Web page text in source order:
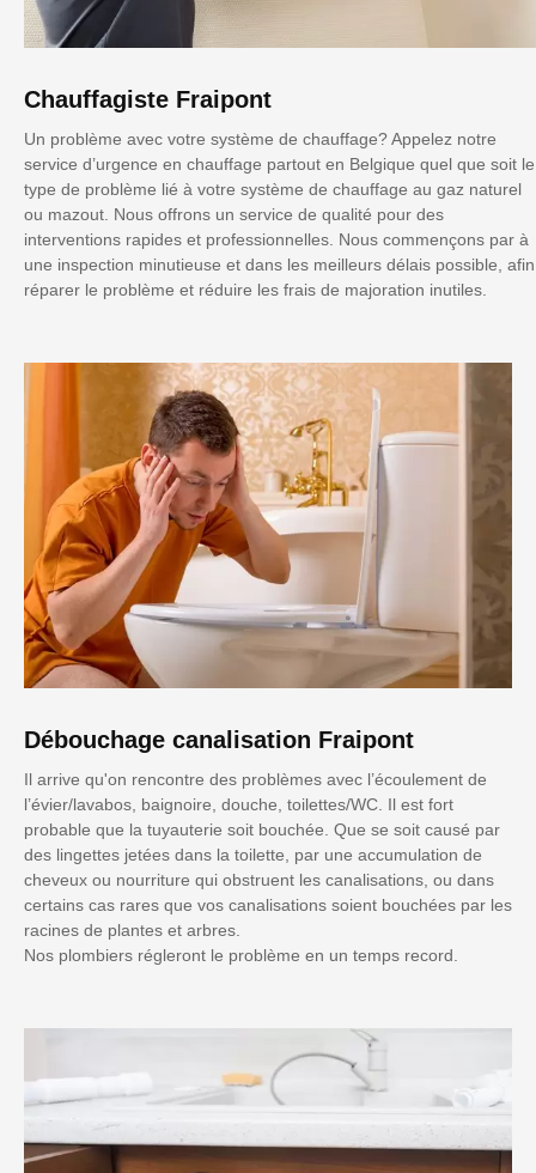
Chauffagiste Fraipont
Un problème avec votre système de chauffage? Appelez notre
service d’urgence en chauffage partout en Belgique quel que soit le
type de problème lié à votre système de chauffage au gaz naturel
ou mazout. Nous offrons un service de qualité pour des
interventions rapides et professionnelles. Nous commençons par à
une inspection minutieuse et dans les meilleurs délais possible, afin
réparer le problème et réduire les frais de majoration inutiles.
Débouchage canalisation Fraipont
Il arrive qu'on rencontre des problèmes avec l’écoulement de
l’évier/lavabos, baignoire, douche, toilettes/WC. Il est fort
probable que la tuyauterie soit bouchée. Que se soit causé par
des lingettes jetées dans la toilette, par une accumulation de
cheveux ou nourriture qui obstruent les canalisations, ou dans
certains cas rares que vos canalisations soient bouchées par les
racines de plantes et arbres.
Nos plombiers régleront le problème en un temps record.